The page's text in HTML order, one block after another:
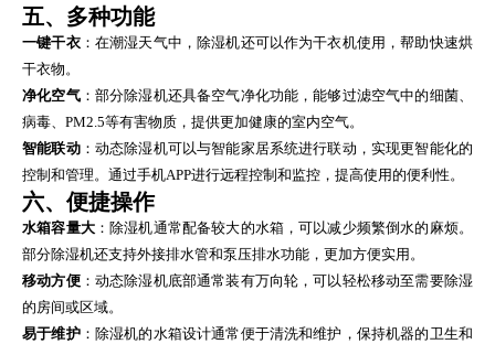
五、多种功能
一键干衣：在潮湿天气中，除湿机还可以作为干衣机使用，帮助快速烘
干衣物。
净化空气：部分除湿机还具备空气净化功能，能够过滤空气中的细菌、
病毒、PM2.5等有害物质，提供更加健康的室内空气。
智能联动：动态除湿机可以与智能家居系统进行联动，实现更智能化的
控制和管理。通过手机APP进行远程控制和监控，提高使用的便利性。
六、便捷操作
水箱容量大：除湿机通常配备较大的水箱，可以减少频繁倒水的麻烦。
部分除湿机还支持外接排水管和泵压排水功能，更加方便实用。
移动方便：动态除湿机底部通常装有万向轮，可以轻松移动至需要除湿
的房间或区域。
易于维护：除湿机的水箱设计通常便于清洗和维护，保持机器的卫生和